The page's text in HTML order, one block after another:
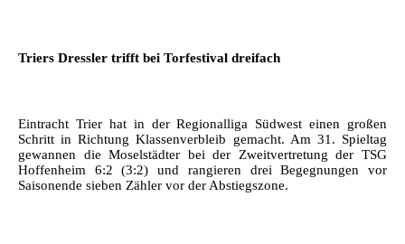
Triers Dressler trifft bei Torfestival dreifach
Eintracht Trier hat in der Regionalliga Südwest einen großen
Schritt in Richtung Klassenverbleib gemacht. Am 31. Spieltag
gewannen die Moselstädter bei der Zweitvertretung der TSG
Hoffenheim 6:2 (3:2) und rangieren drei Begegnungen vor
Saisonende sieben Zähler vor der Abstiegszone.